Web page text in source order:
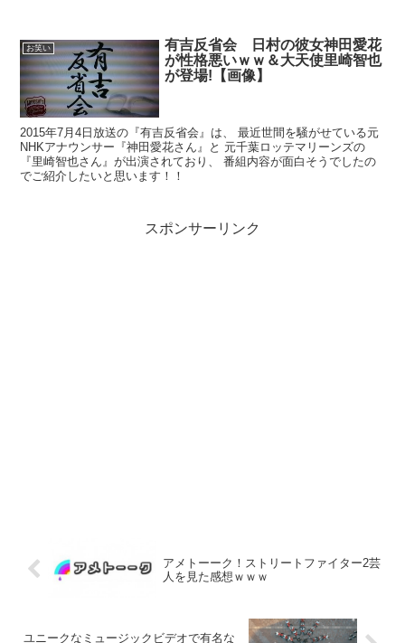
お笑い
有吉反省会 日村の彼女神田愛花
が性格悪いｗｗ＆大天使里崎智也
が登場!【画像】
2015年7月4日放送の『有吉反省会』は、 最近世間を騒がせている元
NHKアナウンサー『神田愛花さん』と 元千葉ロッテマリーンズの
『里崎智也さん』が出演されており、 番組内容が面白そうでしたの
でご紹介したいと思います！！
スポンサーリンク
アメトーーク！ストリートファイター2芸
人を見た感想ｗｗｗ
ユニークなミュージックビデオで有名な